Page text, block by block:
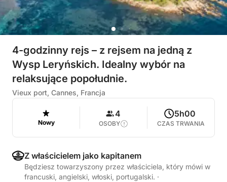
4-godzinny rejs – z rejsem na jedną z
Wysp Leryńskich. Idealny wybór na
relaksujące popołudnie.
Vieux port, Cannes, Francja
Nowy
4
OSOBY
5h00
CZAS TRWANIA
Z właścicielem jako kapitanem
Będziesz towarzyszony przez właściciela, który mówi w
francuski, angielski, włoski, portugalski. ·